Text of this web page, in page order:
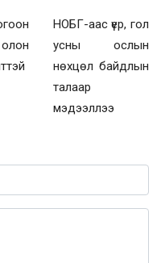
НОБГ-аас үер, гол
усны ослын
нөхцөл байдлын
талаар
мэдээллээ